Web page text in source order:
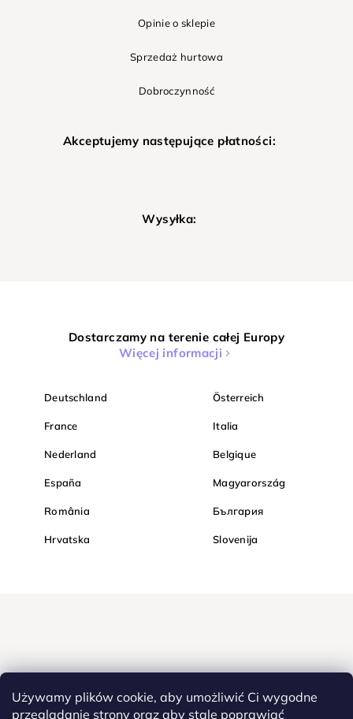
Używamy plików cookie, aby umożliwić Ci wygodne
przeglądanie strony oraz aby stale poprawiać
Opinie o sklepie
Sprzedaż hurtowa
Dobroczynność
Akceptujemy następujące płatności:
Wysyłka:
Dostarczamy na terenie całej Europy
Więcej informacji
Deutschland Österreich
France Italia
Nederland Belgique
España Magyarország
România България
Hrvatska Slovenija